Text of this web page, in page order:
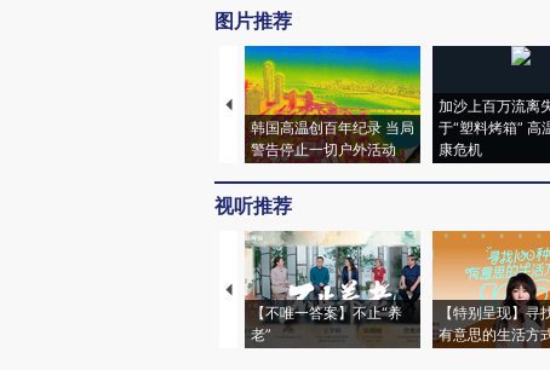
图片推荐
韩国高温创百年纪录 当局
警告停止一切户外活动
加沙上百万流离
于“塑料烤箱” 高
康危机
视听推荐
【不唯一答案】不止“养
老”
【特别呈现】寻
有意思的生活方